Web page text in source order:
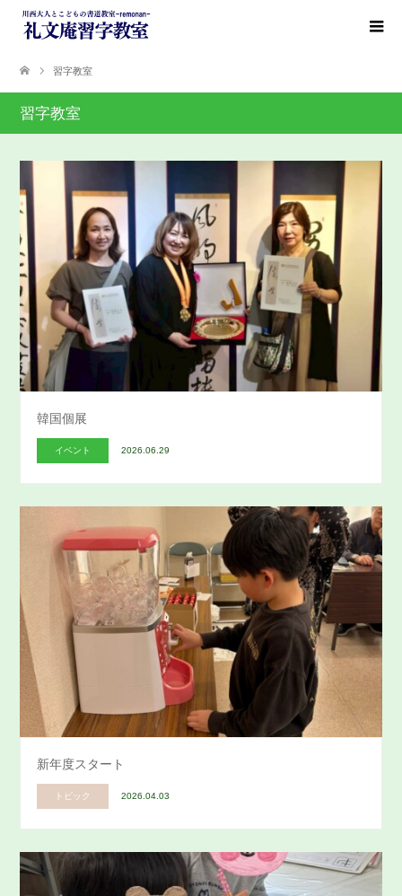
習字教室
習字教室
韓国個展
イベント 2026.06.29
新年度スタート
トピック 2026.04.03